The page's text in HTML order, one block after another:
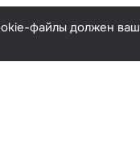
Русскийфайлы должен ваш